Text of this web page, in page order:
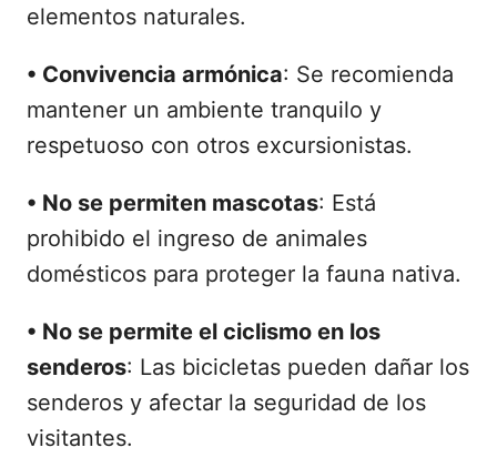
elementos naturales.
• Convivencia armónica: Se recomienda
mantener un ambiente tranquilo y
respetuoso con otros excursionistas.
• No se permiten mascotas: Está
prohibido el ingreso de animales
domésticos para proteger la fauna nativa.
• No se permite el ciclismo en los
senderos: Las bicicletas pueden dañar los
senderos y afectar la seguridad de los
visitantes.